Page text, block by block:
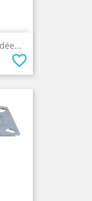
favorite_border